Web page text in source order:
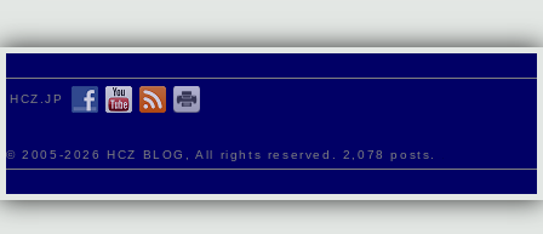
HCZ.JP
© 2005-2026 HCZ BLOG, All rights reserved. 2,078 posts.